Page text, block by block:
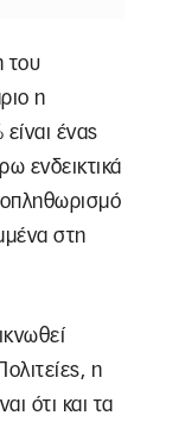
του
η
ένας
ενδεικτικά
στη
η
ότι και τα